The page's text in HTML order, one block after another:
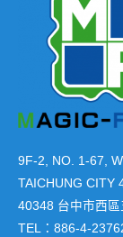
9F-2, NO. 1-67,
TAICHUNG CITY
40348 台中市西
TEL：886-4-